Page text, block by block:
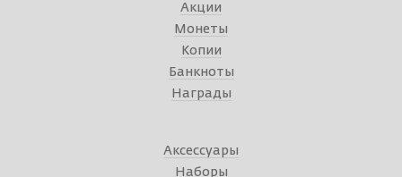
Акции
Монеты
Копии
Банкноты
Награды
Аксессуары
Наборы